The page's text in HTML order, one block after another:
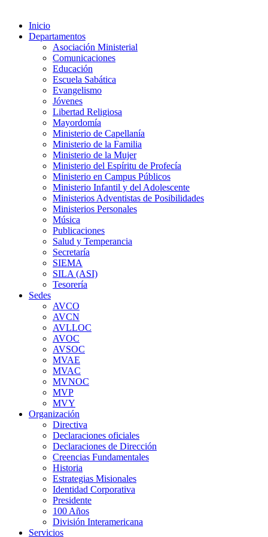
Inicio
Departamentos
Asociación Ministerial
Comunicaciones
Educación
Escuela Sabática
Evangelismo
Jóvenes
Libertad Religiosa
Mayordomía
Ministerio de Capellanía
Ministerio de la Familia
Ministerio de la Mujer
Ministerio del Espíritu de Profecía
Ministerio en Campus Públicos
Ministerio Infantil y del Adolescente
Ministerios Adventistas de Posibilidades
Ministerios Personales
Música
Publicaciones
Salud y Temperancia
Secretaría
SIEMA
SILA (ASI)
Tesorería
Sedes
AVCO
AVCN
AVLLOC
AVOC
AVSOC
MVAE
MVAC
MVNOC
MVP
MVY
Organización
Directiva
Declaraciones oficiales
Declaraciones de Dirección
Creencias Fundamentales
Historia
Estrategias Misionales
Identidad Corporativa
Presidente
100 Años
División Interamericana
Servicios